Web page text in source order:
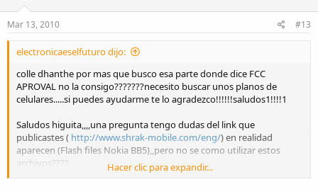
Mar 13, 2010 #13
electronicaeselfuturo dijo:
colle dhanthe por mas que busco esa parte donde dice FCC
APROVAL no la consigo???????necesito buscar unos planos de
celulares.....si puedes ayudarme te lo agradezco!!!!!!saludos1!!!!1
Saludos higuita,,,,una pregunta tengo dudas del link que
publicastes ( http://www.shrak-mobile.com/eng/) en realidad
aparecen (Flash files Nokia BB5),,pero no se como utilizar estos
archivos????
Hacer clic para expandir...